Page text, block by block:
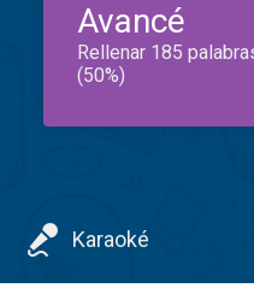
Avancé
Rellenar 185
(50%)
Karaoké